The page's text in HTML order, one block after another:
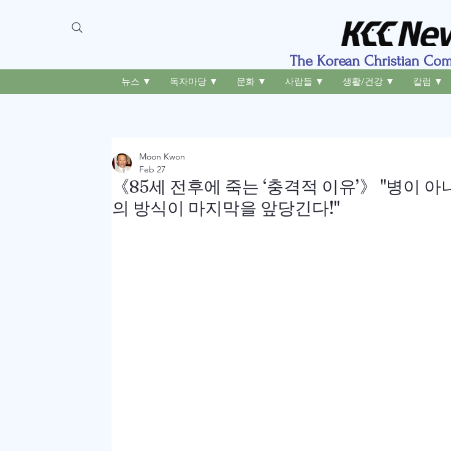
The Korean Christian
뉴스 ▼ 독자마당 ▼ 문화 ▼ 사람들 ▼ 생활/건강 ▼ 칼럼 ▼
《85세 전후에 죽는 ‘충격적 이유’》 "병이 아
의 방식이 마지막을 앞당긴다!"
Moon Kwon
Feb 27